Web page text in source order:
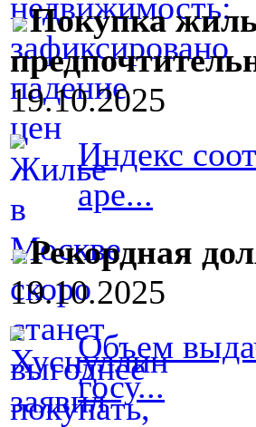
Покупка
19.10.2025
Индекс
аре...
Рекордная
19.10.2025
Объем
госу...